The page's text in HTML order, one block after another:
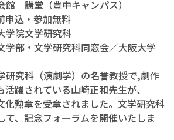
講堂（豊中キャンパス）
申込・参加無料
院文学研究科
部・文学研究科同窓会／大阪大学
研究科（演劇学）の名誉教授で,劇作
躍されている山崎正和先生が、
化勲章を受章されました。文学研究科
て、記念フォーラムを開催いたしま